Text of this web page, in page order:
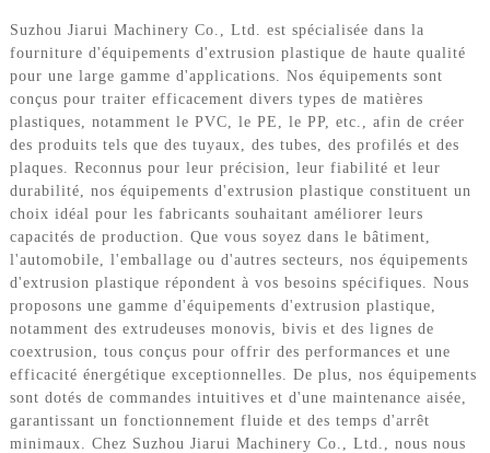
Suzhou Jiarui Machinery Co., Ltd. est spécialisée dans la
fourniture d'équipements d'extrusion plastique de haute qualité
pour une large gamme d'applications. Nos équipements sont
conçus pour traiter efficacement divers types de matières
plastiques, notamment le PVC, le PE, le PP, etc., afin de créer
des produits tels que des tuyaux, des tubes, des profilés et des
plaques. Reconnus pour leur précision, leur fiabilité et leur
durabilité, nos équipements d'extrusion plastique constituent un
choix idéal pour les fabricants souhaitant améliorer leurs
capacités de production. Que vous soyez dans le bâtiment,
l'automobile, l'emballage ou d'autres secteurs, nos équipements
d'extrusion plastique répondent à vos besoins spécifiques. Nous
proposons une gamme d'équipements d'extrusion plastique,
notamment des extrudeuses monovis, bivis et des lignes de
coextrusion, tous conçus pour offrir des performances et une
efficacité énergétique exceptionnelles. De plus, nos équipements
sont dotés de commandes intuitives et d'une maintenance aisée,
garantissant un fonctionnement fluide et des temps d'arrêt
minimaux. Chez Suzhou Jiarui Machinery Co., Ltd., nous nous